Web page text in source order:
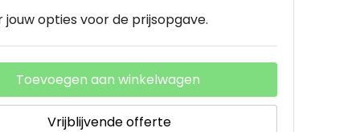
jouw opties voor de prijsopgave.
Toevoegen aan winkelwagen
Vrijblijvende offerte